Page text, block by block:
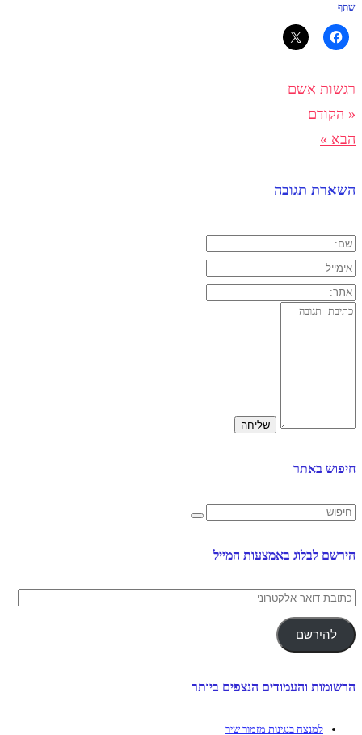
שתף
רגשות אשם
« הקודם
הבא »
השארת תגובה
חיפוש באתר
הירשם לבלוג באמצעות המייל
כתובת
אלקטרוני
להירשם
הרשומות והעמודים הנצפים ביותר
למנצח בנגינות מזמור שיר